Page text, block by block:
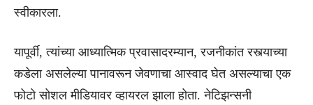
स्वीकारला.
यापूर्वी, त्यांच्या आध्यात्मिक प्रवासादरम्यान, रजनीकांत रस्त्याच्या
कडेला असलेल्या पानावरून जेवणाचा आस्वाद घेत असल्याचा एक
फोटो सोशल मीडियावर व्हायरल झाला होता. नेटिझन्सनी